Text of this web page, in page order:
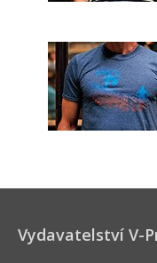
Vydavatelství V-